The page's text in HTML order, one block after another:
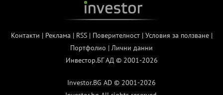
Контакти | Реклама | RSS| Поверителност| Условия за ползване|
Портфолио | Лични данни
Инвестор.БГ АД © 2001-2026
Investor.BG AD © 2001-2026